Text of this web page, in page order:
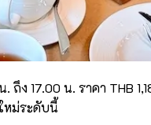
ถึง 17.00 น. ราคา THB
หม่ระดับนี้